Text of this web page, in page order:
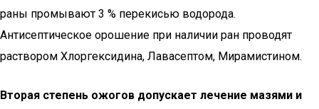
раны промывают 3 % перекисью водорода.
Антисептическое орошение при наличии ран проводят
раствором Хлоргексидина, Лавасептом, Мирамистином.
Вторая степень ожогов допускает лечение мазями и